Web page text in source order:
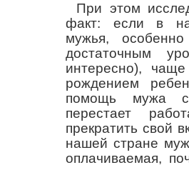
При этом
факт: если в
мужья,
достаточным
интересно),
рождением
помощь мужа
перестает
прекратить свой
нашей стране
оплачиваемая,